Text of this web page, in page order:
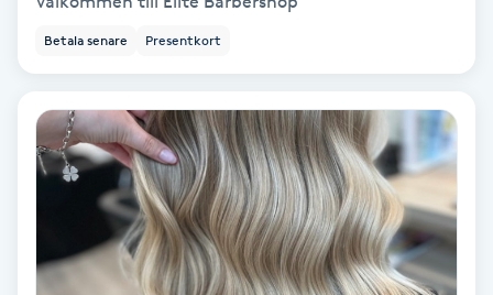
Healing
HIFU
Hollywood Peel
Hot Stone Massage
Betala senare Presentkort